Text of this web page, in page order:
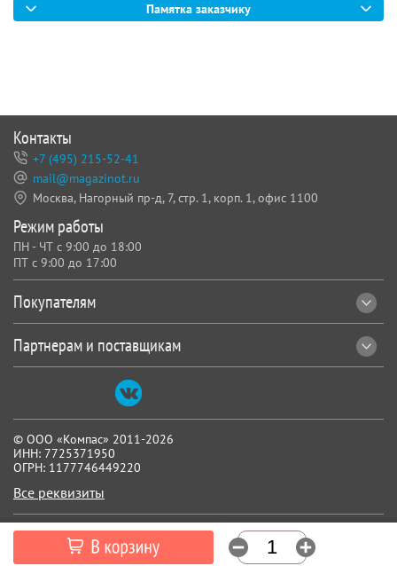
Памятка заказчику
© ООО «Компас» 2011-2026
ИНН: 7725371950
ОГРН: 1177746449220
Все реквизиты
Покупателям
Партнерам и поставщикам
Контакты
+7 (495) 215-52-41
mail@magazinot.ru
Москва, Нагорный пр-д, 7, стр. 1, корп. 1, офис 1100
Режим работы
ПН - ЧТ с 9:00 до 18:00
ПТ с 9:00 до 17:00